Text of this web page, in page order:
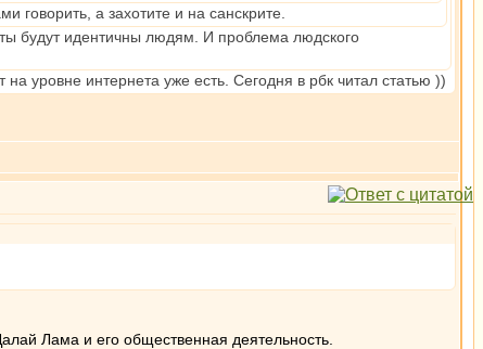
говорить, а захотите и на санскрите.
будут идентичны людям. И проблема людского
уровне интернета уже есть. Сегодня в рбк читал статью ))
Лама и его общественная деятельность.